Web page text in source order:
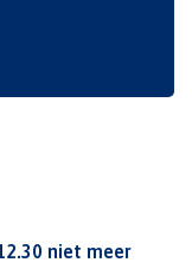
niet meer